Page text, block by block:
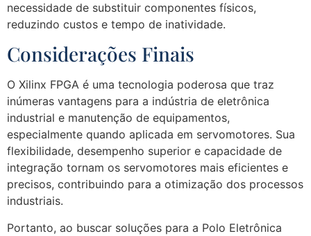
necessidade de substituir componentes físicos,
reduzindo custos e tempo de inatividade.
Considerações Finais
O Xilinx FPGA é uma tecnologia poderosa que traz
inúmeras vantagens para a indústria de eletrônica
industrial e manutenção de equipamentos,
especialmente quando aplicada em servomotores. Sua
flexibilidade, desempenho superior e capacidade de
integração tornam os servomotores mais eficientes e
precisos, contribuindo para a otimização dos processos
industriais.
Portanto, ao buscar soluções para a Polo Eletrônica